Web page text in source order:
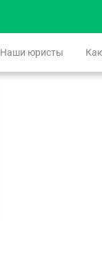
Наши юристы